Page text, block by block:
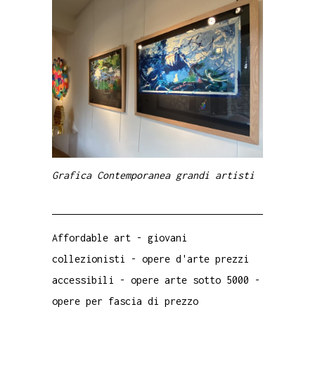
Grafica Contemporanea grandi artisti
Affordable art - giovani
collezionisti
- opere d'arte prezzi
accessibili
- opere arte sotto 5000 -
opere per fascia di prezzo